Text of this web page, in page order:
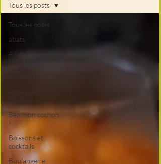
Tous les posts
abats
A l'abordage
Agrumes
Agneau et
mouton
Ben mon cochon
!
Boissons et
cocktails
Boulangerie
Tous les posts